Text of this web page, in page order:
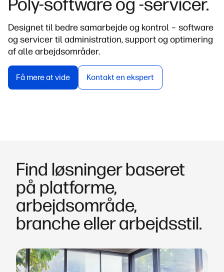
Poly-software og -servicer.
Designet til bedre samarbejde og kontrol – software
og servicer til administration, support og optimering
af alle arbejdsområder.
Få mere at vide Kontakt en ekspert
Find løsninger baseret
på platforme,
arbejdsområde,
branche eller arbejdsstil.